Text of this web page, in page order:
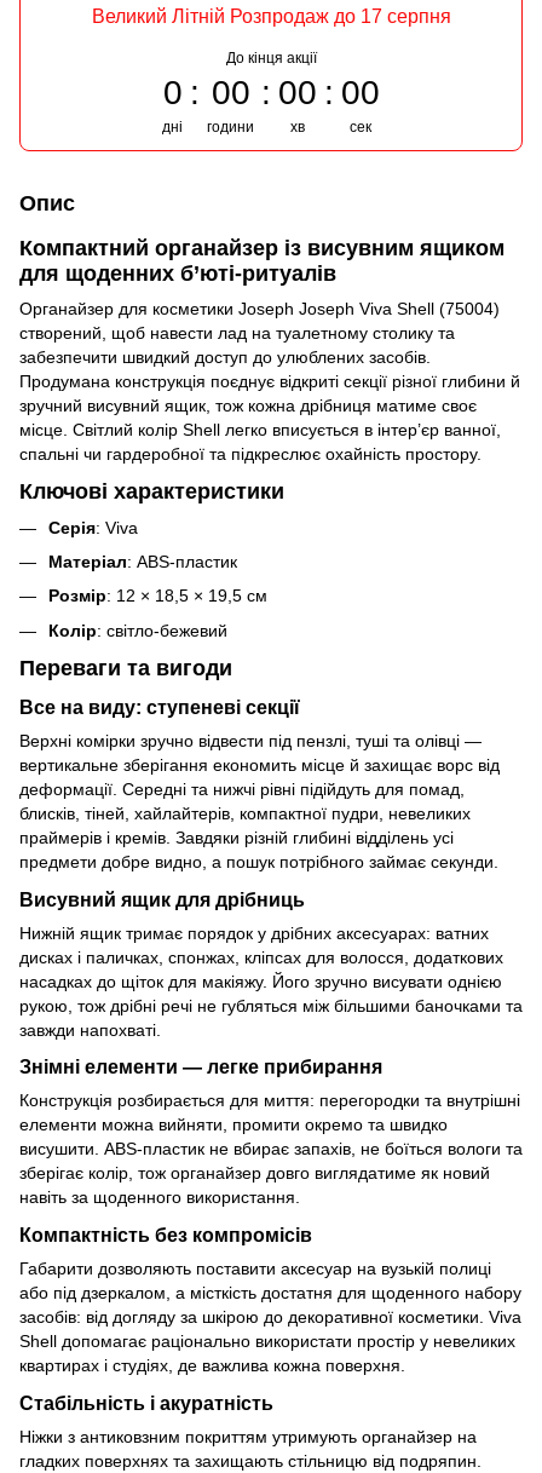
Великий Літній Розпродаж до 17 серпня
До кінця акції
0
дні
00
години
00
хв
00
сек
Опис
Компактний органайзер із висувним ящиком
для щоденних б’юті-ритуалів
Органайзер для косметики Joseph Joseph Viva Shell (75004)
створений, щоб навести лад на туалетному столику та
забезпечити швидкий доступ до улюблених засобів.
Продумана конструкція поєднує відкриті секції різної глибини й
зручний висувний ящик, тож кожна дрібниця матиме своє
місце. Світлий колір Shell легко вписується в інтер’єр ванної,
спальні чи гардеробної та підкреслює охайність простору.
Ключові характеристики
Серія: Viva
Матеріал: ABS-пластик
Розмір: 12 × 18,5 × 19,5 см
Колір: світло-бежевий
Переваги та вигоди
Все на виду: ступеневі секції
Верхні комірки зручно відвести під пензлі, туші та олівці —
вертикальне зберігання економить місце й захищає ворс від
деформації. Середні та нижчі рівні підійдуть для помад,
блисків, тіней, хайлайтерів, компактної пудри, невеликих
праймерів і кремів. Завдяки різній глибині відділень усі
предмети добре видно, а пошук потрібного займає секунди.
Висувний ящик для дрібниць
Нижній ящик тримає порядок у дрібних аксесуарах: ватних
дисках і паличках, спонжах, кліпсах для волосся, додаткових
насадках до щіток для макіяжу. Його зручно висувати однією
рукою, тож дрібні речі не губляться між більшими баночками та
завжди напохваті.
Знімні елементи — легке прибирання
Конструкція розбирається для миття: перегородки та внутрішні
елементи можна вийняти, промити окремо та швидко
висушити. ABS-пластик не вбирає запахів, не боїться вологи та
зберігає колір, тож органайзер довго виглядатиме як новий
навіть за щоденного використання.
Компактність без компромісів
Габарити дозволяють поставити аксесуар на вузькій полиці
або під дзеркалом, а місткість достатня для щоденного набору
засобів: від догляду за шкірою до декоративної косметики. Viva
Shell допомагає раціонально використати простір у невеликих
квартирах і студіях, де важлива кожна поверхня.
Стабільність і акуратність
Ніжки з антиковзним покриттям утримують органайзер на
гладких поверхнях та захищають стільницю від подряпин.